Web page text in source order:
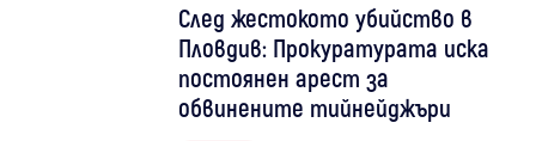
След жестокото убийство в
Пловдив: Прокуратурата иска
постоянен арест за
обвинените тийнейджъри